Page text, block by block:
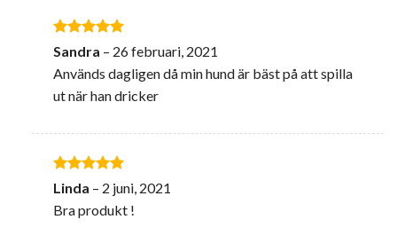
Betygsatt 5
av 5
Sandra – 26 februari, 2021
Används dagligen då min hund är bäst på att spilla
ut när han dricker
Betygsatt 5
av 5
Linda – 2 juni, 2021
Bra produkt !